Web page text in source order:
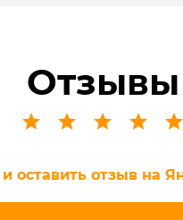
Отзывы
оставить отзыв на